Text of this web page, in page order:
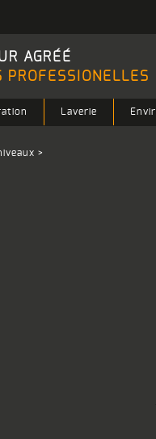
AGRÉÉ
PROFESSIONELLES
Laverie
>